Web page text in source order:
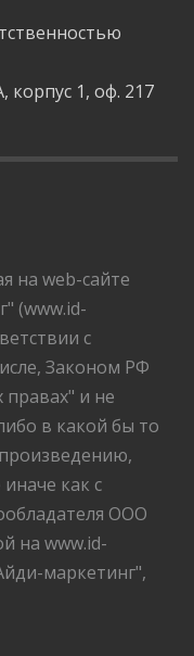
корпус 1, оф. 217
на web-сайте
(www.id-
с
Законом РФ
и не
в какой бы то
как с
ООО
на www.id-
маркетинг",